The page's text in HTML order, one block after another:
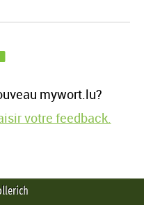
mywort.lu?
votre feedback.